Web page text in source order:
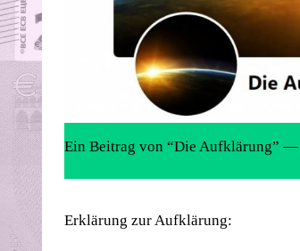
Ein Beitrag von “Die Aufklärung” —
Erklärung zur Aufklärung: